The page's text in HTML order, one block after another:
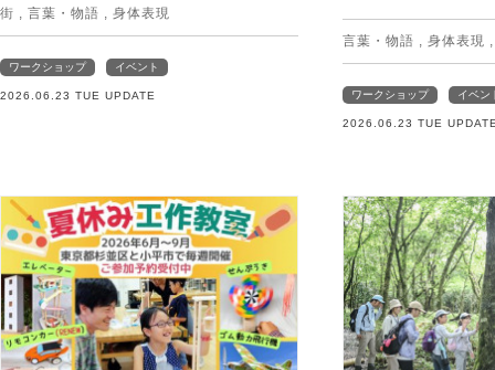
街 , 言葉・物語 , 身体表現
ワークショップ イベント
2026.06.23 TUE UPDATE
言葉・物語 , 身体表現
ワークショップ イベン
2026.06.23 TUE